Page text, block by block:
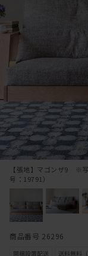
【張地】マゴンザ9 ※
号：19791）
商品番号 26296